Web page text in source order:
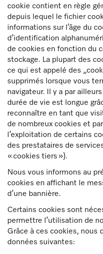
cookie contient en règle
depuis lequel le fichier
informations sur l’âge du
d’identification
de cookies en fonction du
stockage. La plupart des
ce qui est appelé des
supprimés lorsque vous
navigateur. Il y a par
durée de vie est longue
reconnaître en tant que
de nombreux cookies et
l’exploitation de certains
des prestataires de
« cookies tiers »).
Nous vous informons au
cookies en affichant le
d’une bannière.
Certains cookies sont
permettre l’utilisation de
Grâce à ces cookies, nous
données suivantes: